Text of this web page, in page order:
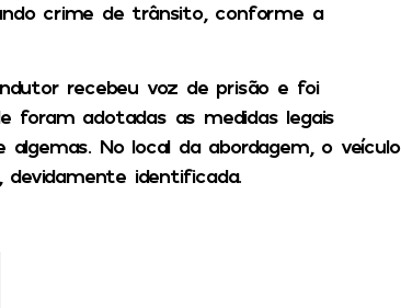
crime de trânsito, conforme a
recebeu voz de prisão e foi
foram adotadas as medidas legais
algemas. No local da abordagem, o veículo
identificada.